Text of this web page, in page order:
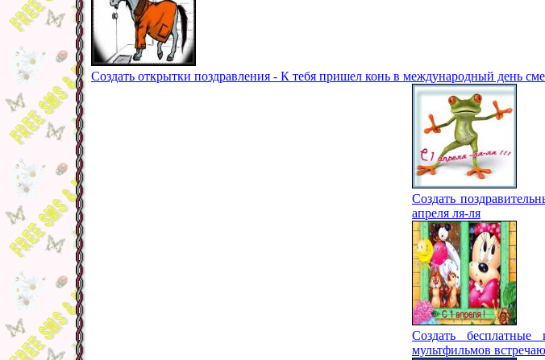
Создать открытки поздравления - К тебя пришел конь в международный день
Создать
апреля ля-ля
Создать бесплатные
мультфильмов